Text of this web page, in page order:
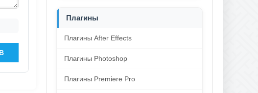
Плагины
Плагины After Effects
Плагины Photoshop
Плагины Premiere Pro